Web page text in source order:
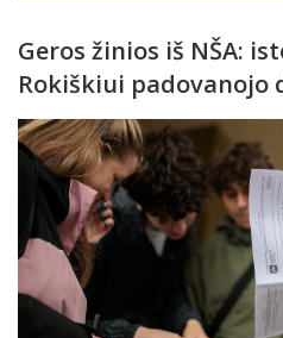
Geros žinios iš NŠA:
Rokiškiui